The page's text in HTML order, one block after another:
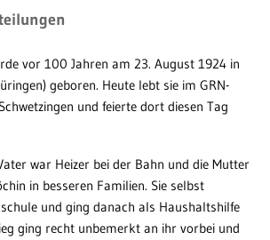
vor 100 Jahren am 23. August 1924 in
geboren. Heute lebt sie im GRN-
und feierte dort diesen Tag
war Heizer bei der Bahn und die Mutter
in besseren Familien. Sie selbst
und ging danach als Haushaltshilfe
ging recht unbemerkt an ihr vorbei und